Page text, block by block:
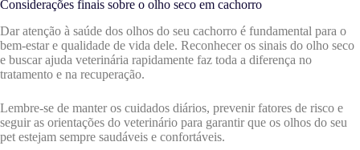
Considerações finais sobre o olho seco em cachorro
Dar atenção à saúde dos olhos do seu cachorro é fundamental para o
bem-estar e qualidade de vida dele. Reconhecer os sinais do olho seco
e buscar ajuda veterinária rapidamente faz toda a diferença no
tratamento e na recuperação.
Lembre-se de manter os cuidados diários, prevenir fatores de risco e
seguir as orientações do veterinário para garantir que os olhos do seu
pet estejam sempre saudáveis e confortáveis.